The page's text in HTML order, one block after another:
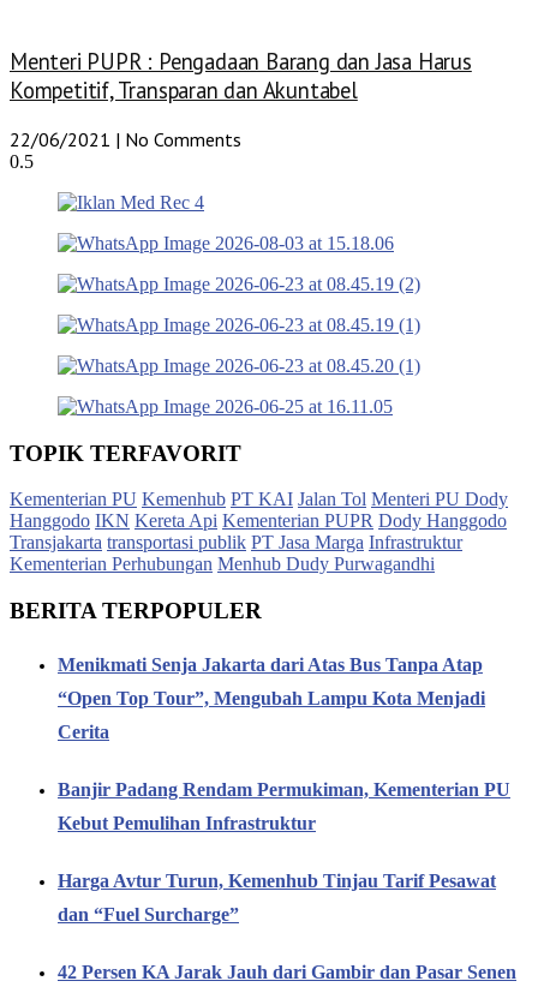
Menteri PUPR : Pengadaan Barang dan Jasa Harus
Kompetitif, Transparan dan Akuntabel
22/06/2021 No Comments
TOPIK TERFAVORIT
Kementerian PU Kemenhub PT KAI Jalan Tol Menteri PU Dody
Hanggodo IKN Kereta Api Kementerian PUPR Dody Hanggodo
Transjakarta transportasi publik PT Jasa Marga Infrastruktur
Kementerian Perhubungan Menhub Dudy Purwagandhi
BERITA TERPOPULER
Menikmati Senja Jakarta dari Atas Bus Tanpa Atap
“Open Top Tour”, Mengubah Lampu Kota Menjadi
Cerita
Banjir Padang Rendam Permukiman, Kementerian PU
Kebut Pemulihan Infrastruktur
Harga Avtur Turun, Kemenhub Tinjau Tarif Pesawat
dan “Fuel Surcharge”
42 Persen KA Jarak Jauh dari Gambir dan Pasar Senen